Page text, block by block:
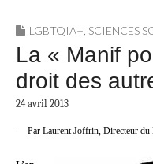
LGBTQIA+ SCIENCES
La « Manif
droit des
24 avril 2013
— Par Laurent Joffrin, Directeur